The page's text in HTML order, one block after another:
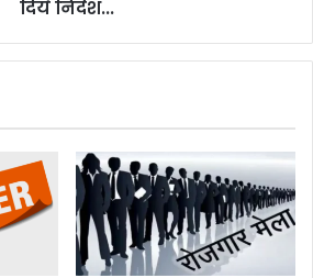
दिये निर्देश...